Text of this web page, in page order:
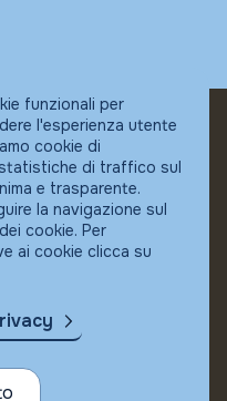
funzionali per
l'esperienza utente
cookie di
di traffico sul
e trasparente.
la navigazione sul
cookie. Per
ai cookie clicca su